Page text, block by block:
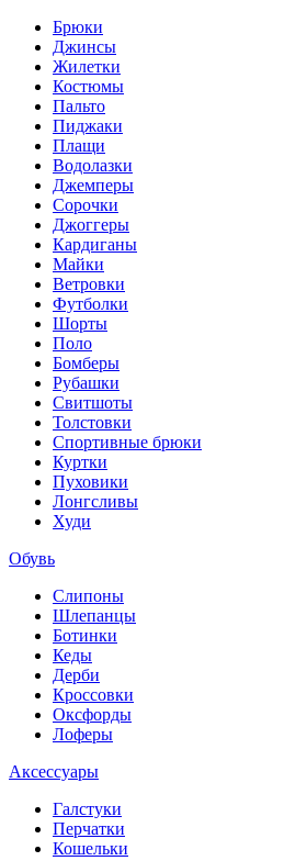
Брюки
Джинсы
Жилетки
Костюмы
Пальто
Пиджаки
Плащи
Водолазки
Джемперы
Сорочки
Джоггеры
Кардиганы
Майки
Ветровки
Футболки
Шорты
Поло
Бомберы
Рубашки
Свитшоты
Толстовки
Спортивные брюки
Куртки
Пуховики
Лонгсливы
Худи
Обувь
Слипоны
Шлепанцы
Ботинки
Кеды
Дерби
Кроссовки
Оксфорды
Лоферы
Аксессуары
Галстуки
Перчатки
Кошельки